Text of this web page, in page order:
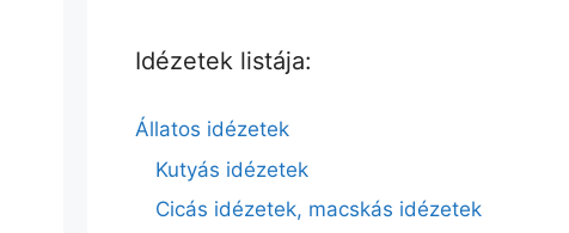
Idézetek listája:
Állatos idézetek
Kutyás idézetek
Cicás idézetek, macskás idézetek